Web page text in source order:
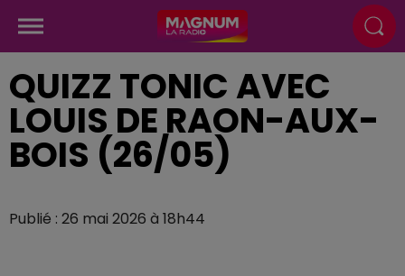
QUIZZ TONIC AVEC
LOUIS DE RAON-AUX-
BOIS (26/05)
Publié : 26 mai 2026 à 18h44